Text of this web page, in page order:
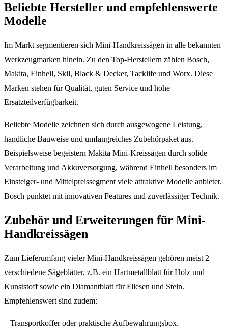
Beliebte Hersteller und empfehlenswerte
Modelle
Im Markt segmentieren sich Mini-Handkreissägen in alle bekannten
Werkzeugmarken hinein. Zu den Top-Herstellern zählen Bosch,
Makita, Einhell, Skil, Black & Decker, Tacklife und Worx. Diese
Marken stehen für Qualität, guten Service und hohe
Ersatzteilverfügbarkeit.
Beliebte Modelle zeichnen sich durch ausgewogene Leistung,
handliche Bauweise und umfangreiches Zubehörpaket aus.
Beispielsweise begeistern Makita Mini-Kreissägen durch solide
Verarbeitung und Akkuversorgung, während Einhell besonders im
Einsteiger- und Mittelpreissegment viele attraktive Modelle anbietet.
Bosch punktet mit innovativen Features und zuverlässiger Technik.
Zubehör und Erweiterungen für Mini-
Handkreissägen
Zum Lieferumfang vieler Mini-Handkreissägen gehören meist 2
verschiedene Sägeblätter, z.B. ein Hartmetallblatt für Holz und
Kunststoff sowie ein Diamantblatt für Fliesen und Stein.
Empfehlenswert sind zudem:
– Transportkoffer oder praktische Aufbewahrungsbox.